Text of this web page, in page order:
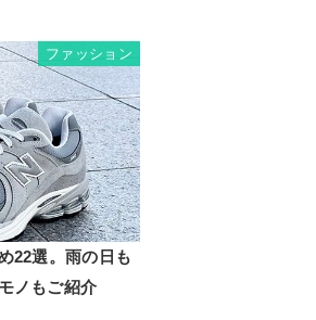
ファッション
22選。雨の日も
ノもご紹介